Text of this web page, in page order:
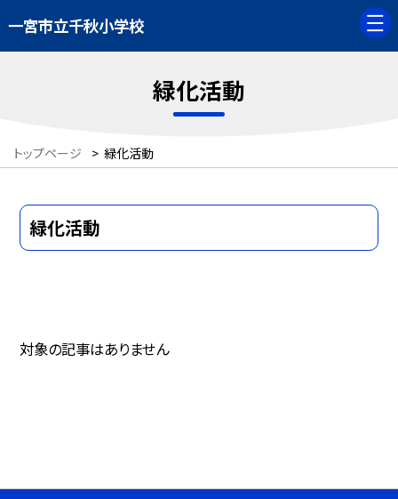
一宮市立千秋小学校
緑化活動
トップページ > 緑化活動
緑化活動
対象の記事はありません